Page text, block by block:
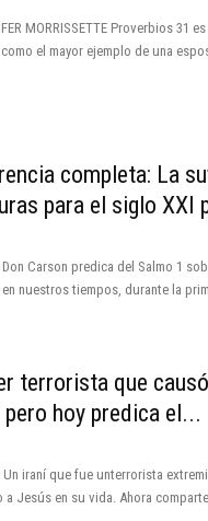
MORRISSETTE Proverbios 31
el mayor ejemplo de una
completa: La
para el siglo XXI
Carson predica del Salmo 1
nuestros tiempos, durante la
terrorista que
hoy predica el...
Un iraní que fue unterrorista
a Jesús en su vida. Ahora